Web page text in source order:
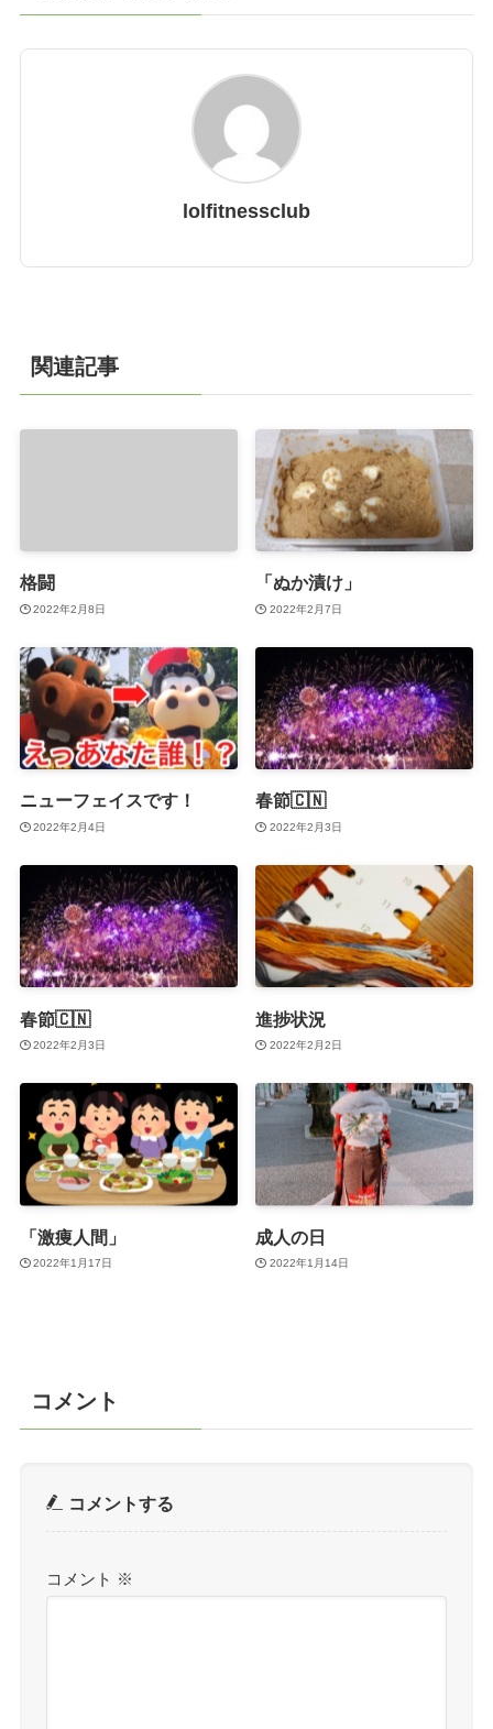
lolfitnessclub
関連記事
格闘
2022年2月8日
「ぬか漬け」
2022年2月7日
ニューフェイスです！
2022年2月4日
春節🇨🇳
2022年2月3日
春節🇨🇳
2022年2月3日
進捗状況
2022年2月2日
「激痩人間」
2022年1月17日
成人の日
2022年1月14日
コメント
コメントする
コメント ※